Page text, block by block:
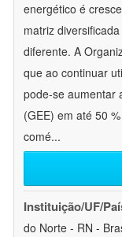
energético é
matriz
diferente. A
que ao continuar
pode-se aumentar
(GEE) em até 50
comé...
Instituição/UF/
do Norte - RN -